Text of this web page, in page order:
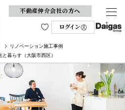
不動産仲介会社の方へ
ログイン
リノベーション施工事例
と暮らす（大阪市西区）